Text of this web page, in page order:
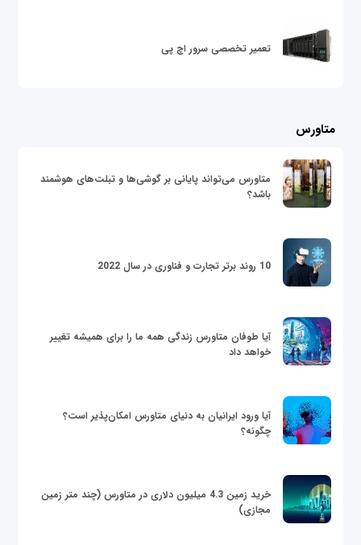
تعمیر تخصصی سرور اچ پی
متاورس
متاورس می‌تواند پایانی بر گوشی‌ها و تبلت‌های هوشمند
باشد؟
10 روند برتر تجارت و فناوری در سال 2022
آیا طوفان متاورس زندگی همه ما را برای همیشه تغییر
خواهد داد
آیا ورود ایرانیان به دنیای متاورس امکان‌پذیر است؟
چگونه؟
خرید زمین 4.3 میلیون دلاری در متاورس (چند متر زمین
مجازی)